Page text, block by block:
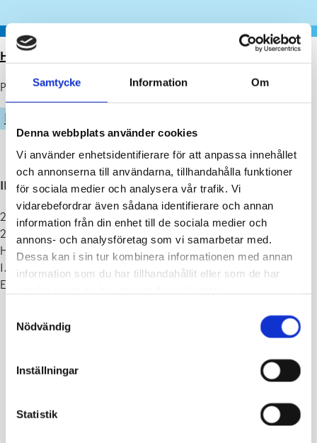
Samtycke Information Om
Denna webbplats använder cookies
Vi använder enhetsidentifierare för att anpassa innehållet
och annonserna till användarna, tillhandahålla funktioner
för sociala medier och analysera vår trafik. Vi
vidarebefordrar även sådana identifierare och annan
information från din enhet till de sociala medier och
annons- och analysföretag som vi samarbetar med.
Dessa kan i sin tur kombinera informationen med annan
information som du har tillhandahållit eller som de har
Nödvändig
Inställningar
Statistik
HEM
Publicerad : 15.05.2026
IDROTT
IDROTTSLEDARE PÅ PLATS:
21.5 Karis utegym, kl. 14.30-15.30 Karis Idrottsgatan, 10300 Karis
28.5 Fiskars utegym, kl. 14.30-15.30 vid Fiskars sportplan,
Hälleforsvägen 7, 10470 Fiskars
1.6 Ekenäs motionspark, kl. 14.30-15.30 Kuressaaregatan, 10600
Ekenäs (Skepparträdgården)